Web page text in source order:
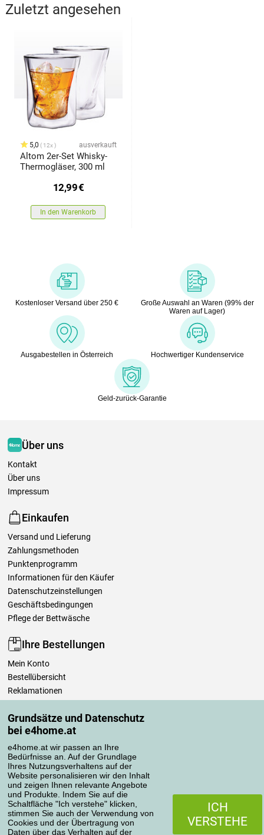
Grundsätze und Datenschutz
bei e4home.at
e4home.at wir passen an Ihre
Bedürfnisse an. Auf der Grundlage
Ihres Nutzungsverhaltens auf der
Website personalisieren wir den Inhalt
und zeigen Ihnen relevante Angebote
und Produkte. Indem Sie auf die
Schaltfläche "Ich verstehe" klicken,
stimmen Sie auch der Verwendung von
Cookies und der Übertragung von
Daten über das Verhalten auf der
ICH
VERSTEHE
Zuletzt angesehen
5,0 12x ausverkauft
Altom 2er-Set Whisky-
Thermogläser, 300 ml
12,99€
In den Warenkorb
Kostenloser Versand über 250 €
Große Auswahl an Waren (99% der
Waren auf Lager)
Ausgabestellen in Österreich Hochwertiger Kundenservice
Geld-zurück-Garantie
Über uns
Kontakt
Über uns
Impressum
Einkaufen
Versand und Lieferung
Zahlungsmethoden
Punktenprogramm
Informationen für den Käufer
Datenschutzeinstellungen
Geschäftsbedingungen
Pflege der Bettwäsche
Ihre Bestellungen
Mein Konto
Bestellübersicht
Reklamationen
Einfach mehr wissen
Richtlinien zur Verarbeitung von Bewertungen
Transportarten
Zahlungsmethoden